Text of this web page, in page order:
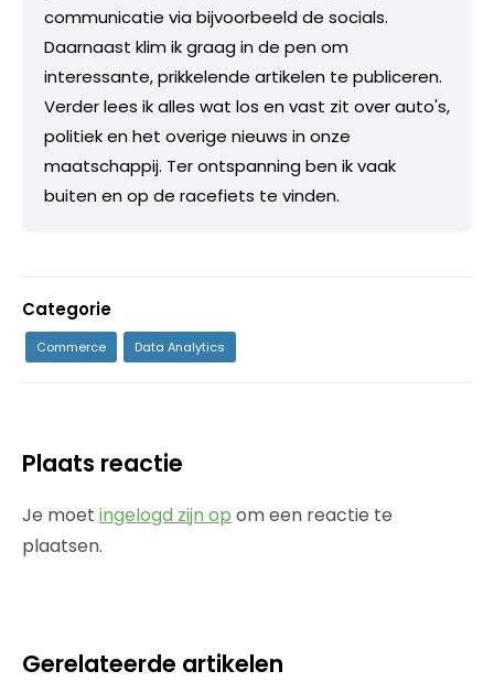
communicatie via bijvoorbeeld de socials.
Daarnaast klim ik graag in de pen om
interessante, prikkelende artikelen te publiceren.
Verder lees ik alles wat los en vast zit over auto's,
politiek en het overige nieuws in onze
maatschappij. Ter ontspanning ben ik vaak
buiten en op de racefiets te vinden.
Categorie
Commerce Data Analytics
Plaats reactie
Je moet ingelogd zijn op om een reactie te
plaatsen.
Gerelateerde artikelen